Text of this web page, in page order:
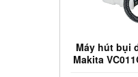
Máy hút bụi
Makita